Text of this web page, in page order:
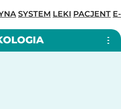
SYSTEM LEKI PACJENT E-